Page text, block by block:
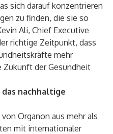
sich darauf konzentrieren
zu finden, die sie so
Ali, Chief Executive
richtige Zeitpunkt, dass
mehr
der Gesundheit
nachhaltige
Organon aus mehr als
mit internationaler